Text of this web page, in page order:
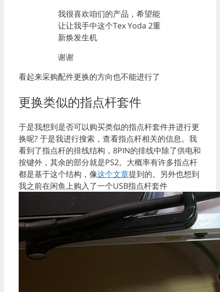
我很喜欢咱们的产品，希望能
让让我手中这个Tex Yoda 2重
新焕发生机
谢谢
看起来采购配件更换的方向也不能进行了
更换类似的指点杆套件
于是我想到是否可以购买类似的指点杆套件并进行更
换呢? 于是我进行搜索，查看指点杆相关的信息。我
看到了指点杆的排线结构，8PIN的排线中除了供电和
按键外，其余的部分就是PS2。大概率有许多指点杆
都是基于这个结构，像这个文章提到的。另外也想到
我之前在闲鱼上购入了一个USB指点杆套件